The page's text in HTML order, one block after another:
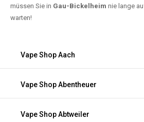
müssen Sie in Gau-Bickelheim nie lange
warten!
Vape Shop Aach
Vape Shop Abentheuer
Vape Shop Abtweiler